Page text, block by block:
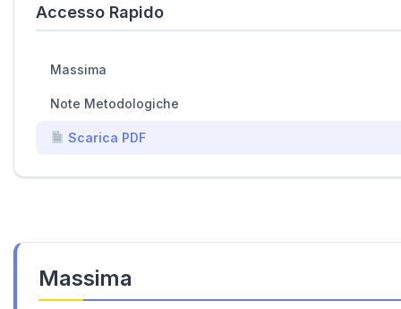
Massima
Accesso Rapido
Massima
Note Metodologiche
Scarica PDF